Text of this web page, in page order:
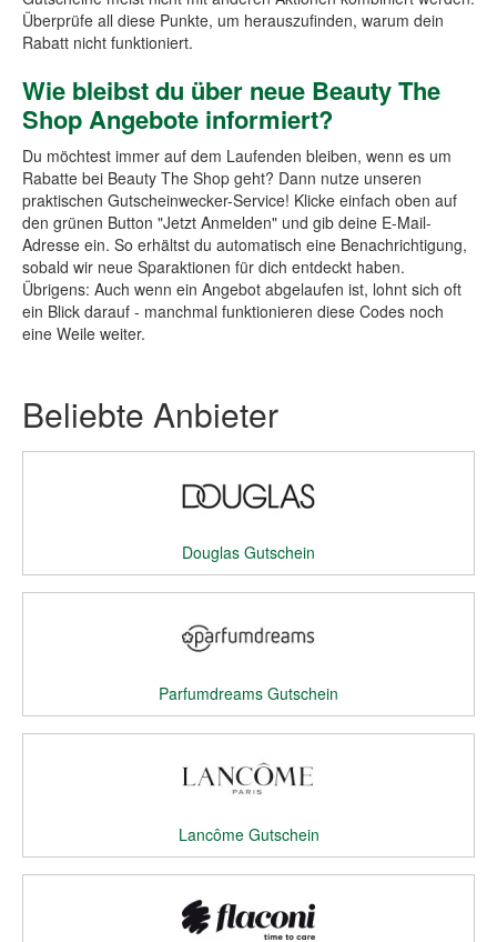
Überprüfe all diese Punkte, um herauszufinden, warum dein
Rabatt nicht funktioniert.
Wie bleibst du über neue Beauty The
Shop Angebote informiert?
Du möchtest immer auf dem Laufenden bleiben, wenn es um
Rabatte bei Beauty The Shop geht? Dann nutze unseren
praktischen Gutscheinwecker-Service! Klicke einfach oben auf
den grünen Button "Jetzt Anmelden" und gib deine E-Mail-
Adresse ein. So erhältst du automatisch eine Benachrichtigung,
sobald wir neue Sparaktionen für dich entdeckt haben.
Übrigens: Auch wenn ein Angebot abgelaufen ist, lohnt sich oft
ein Blick darauf - manchmal funktionieren diese Codes noch
eine Weile weiter.
Beliebte Anbieter
Douglas Gutschein
Parfumdreams Gutschein
Lancôme Gutschein